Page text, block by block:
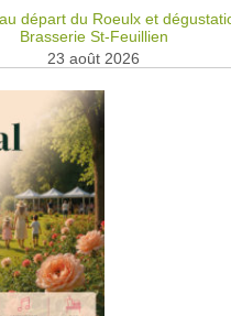
départ du Roeulx et
Brasserie St-Feuillien
23 août 2026